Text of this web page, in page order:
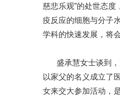
慈悲乐观”的处世态
疫反应的细胞与分子
学科的快速发展，将
盛承慧女士谈到，
以家父的名义成立了
女来交大参加活动，